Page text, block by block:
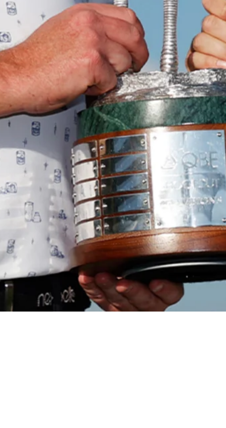
Ver más
Down Arrow
Jason Kokrak, Kevin Na birdie 12 of last 13 holes to win QBE
Shootout